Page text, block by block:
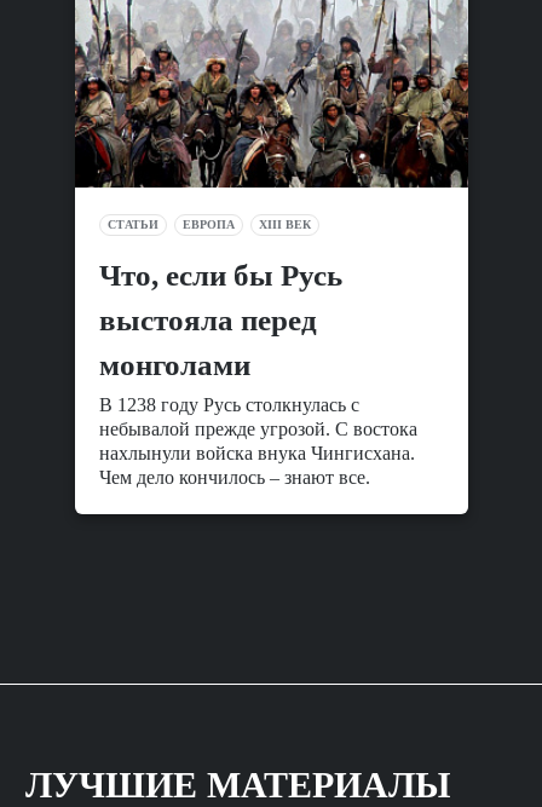
СТАТЬИ ЕВРОПА XIII ВЕК
Что, если бы Русь
выстояла перед
монголами
В 1238 году Русь столкнулась с
небывалой прежде угрозой. С востока
нахлынули войска внука Чингисхана.
Чем дело кончилось – знают все.
ЛУЧШИЕ МАТЕРИАЛЫ